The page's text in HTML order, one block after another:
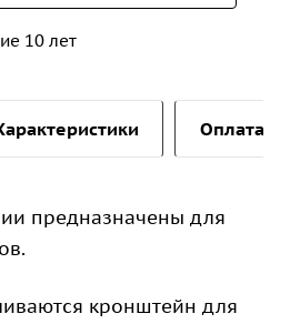
10 лет
Оплата и
предназначены для
кронштейн для